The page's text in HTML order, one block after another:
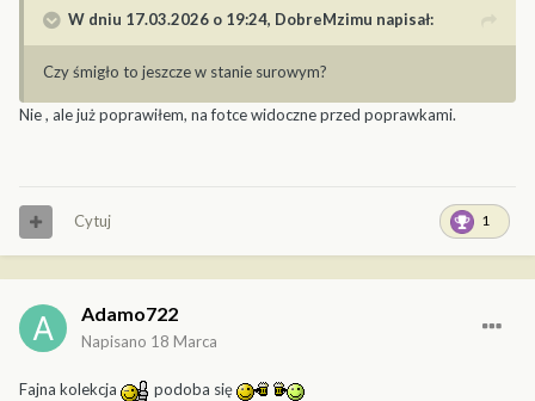
W dniu 17.03.2026 o 19:24, DobreMzimu napisał:
Czy śmigło to jeszcze w stanie surowym?
Nie , ale już poprawiłem, na fotce widoczne przed poprawkami.
1
Cytuj
Adamo722
Napisano 18 Marca
Fajna kolekcja podoba się